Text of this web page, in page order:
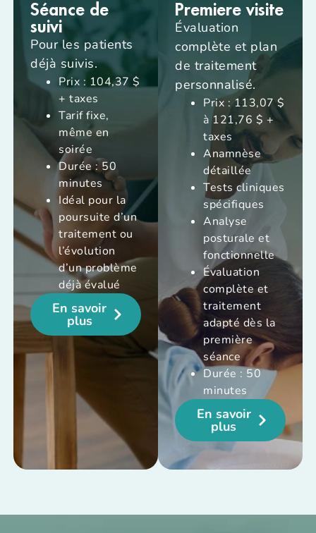
Séance de
suivi
Pour les patients
déjà suivis.
Prix : 104,37 $
+ taxes
Tarif fixe,
même en
soirée
Durée : 50
minutes
Idéal pour la
poursuite d’un
traitement ou
l’évolution
d’un problème
déjà évalué
En savoir
plus
Premiere visite
Évaluation
complète et plan
de traitement
personnalisé.
Prix : 113,07 $
à 121,76 $ +
taxes
Anamnèse
détaillée
Tests cliniques
spécifiques
Analyse
posturale et
fonctionnelle
Évaluation
complète et
traitement
adapté dès la
première
séance
Durée : 50
minutes
En savoir
plus